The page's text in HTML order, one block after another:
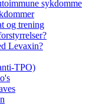
sykdomme
og trening
Levaxin?
TPO)